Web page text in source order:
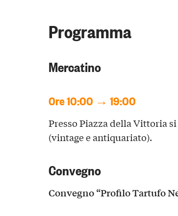
Programma
Mercatino
Ore 10:00 → 19:00
Presso Piazza della Vittoria
(vintage e antiquariato).
Convegno
Convegno “Profilo Tartufo